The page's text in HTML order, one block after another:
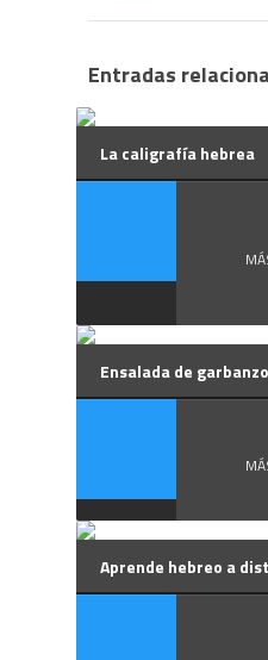
Entradas
La caligrafía hebrea
Ensalada de
Aprende hebreo a